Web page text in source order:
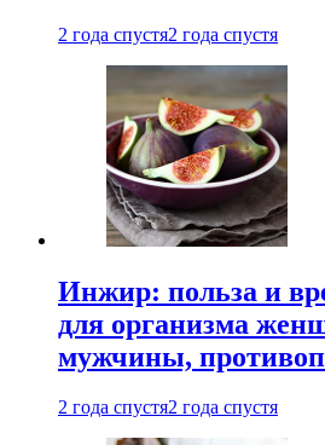
2 года спустя2 года спустя
Инжир: польза и
для организма
мужчины,
2 года спустя2 года спустя